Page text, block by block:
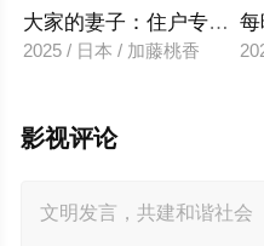
大家的妻子：住户专用洞
2025 / 日本 / 加藤桃香
影视评论